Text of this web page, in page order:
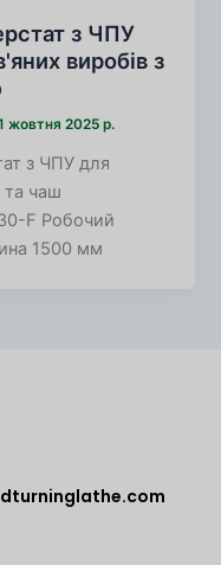
з ЧПУ
виробів з
жовтня 2025 р.
з ЧПУ для
та чаш
F Робочий
1500 мм